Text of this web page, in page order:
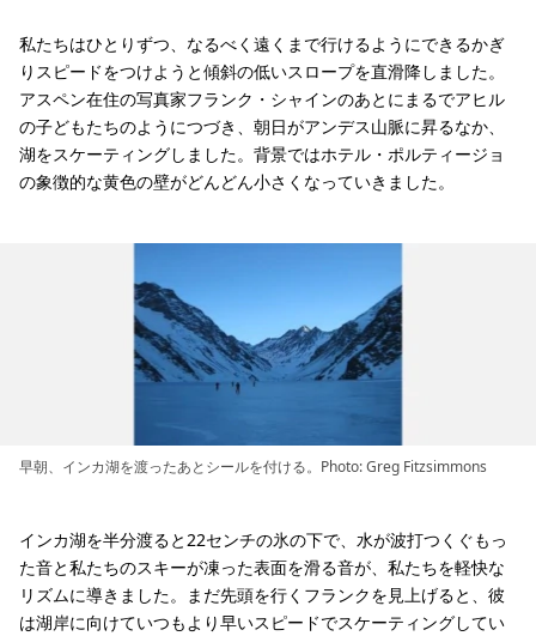
私たちはひとりずつ、なるべく遠くまで行けるようにできるかぎ
りスピードをつけようと傾斜の低いスロープを直滑降しました。
アスペン在住の写真家フランク・シャインのあとにまるでアヒル
の子どもたちのようにつづき、朝日がアンデス山脈に昇るなか、
湖をスケーティングしました。背景ではホテル・ポルティージョ
の象徴的な黄色の壁がどんどん小さくなっていきました。
早朝、インカ湖を渡ったあとシールを付ける。Photo: Greg Fitzsimmons
インカ湖を半分渡ると22センチの氷の下で、水が波打つくぐもっ
た音と私たちのスキーが凍った表面を滑る音が、私たちを軽快な
リズムに導きました。まだ先頭を行くフランクを見上げると、彼
は湖岸に向けていつもより早いスピードでスケーティングしてい